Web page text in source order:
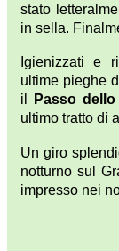
stato
in sella.
Igienizzati e
ultime pieghe
il
Passo
ultimo tratto di
Un giro
notturno sul
impresso nei